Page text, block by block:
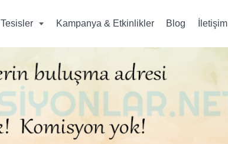
Tesisler Kampanya & Etkinlikler Blog İletişim